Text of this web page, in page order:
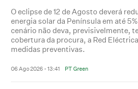
O eclipse de 12 de Agosto deverá
energia solar da Península em até
cenário não deva, previsivelmente,
cobertura da procura, a Red
medidas preventivas.
06 Ago 2026 - 13:41 PT Green